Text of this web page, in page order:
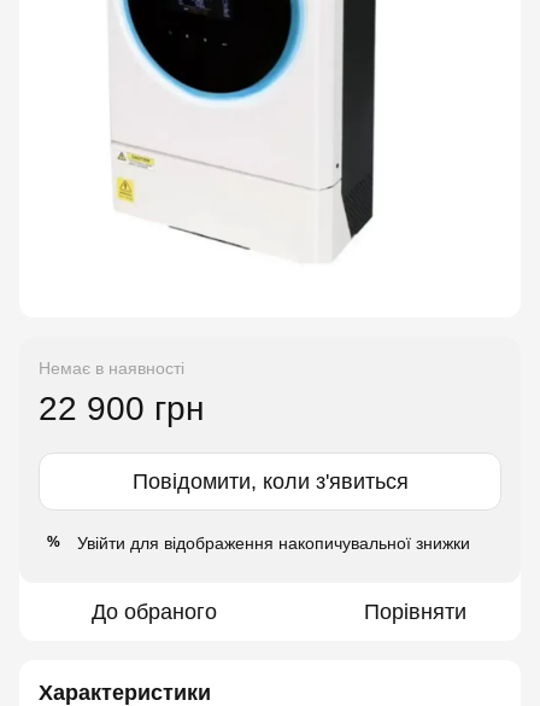
Немає в наявності
22 900 грн
Повідомити, коли з'явиться
% Увійти для відображення накопичувальної знижки
До обраного Порівняти
Характеристики